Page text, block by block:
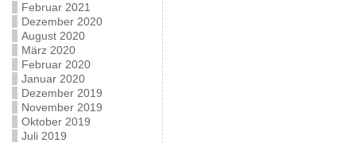
Februar 2021
Dezember 2020
August 2020
März 2020
Februar 2020
Januar 2020
Dezember 2019
November 2019
Oktober 2019
Juli 2019